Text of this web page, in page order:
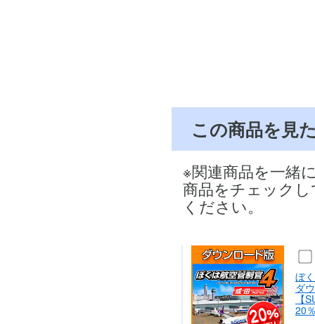
この商品を見
※関連商品を一緒
商品をチェック
ください。
ぼ
ダ
【
20